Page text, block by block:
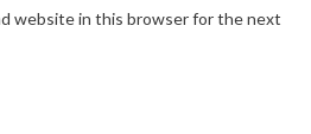
website in this browser for the next